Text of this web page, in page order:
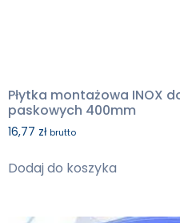
Płytka montażowa INOX
paskowych 400mm
16,77 zł brutto
Dodaj do koszyka